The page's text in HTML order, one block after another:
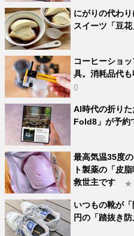
にがりの代わ
スイーツ「豆
コーヒーショ
具。消耗品代
0
AI時代の折り
Fold8」が予約
最高気温35度
ト製薬の「皮
救世主です
★
いつもの靴が
円の「踏抜き